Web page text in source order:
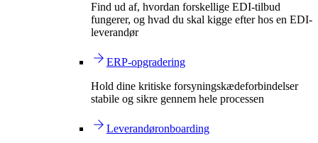
Find ud af, hvordan forskellige EDI-tilbud
fungerer, og hvad du skal kigge efter hos en EDI-
leverandør
ERP-opgradering
Hold dine kritiske forsyningskædeforbindelser
stabile og sikre gennem hele processen
Leverandøronboarding